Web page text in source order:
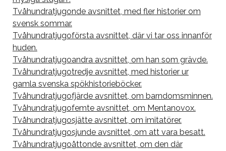
Tvåhundratjugonde avsnittet, med fler historier om
svensk sommar.
Tvåhundratjugoförsta avsnittet, där vi tar oss innanför
huden.
Tvåhundratjugoandra avsnittet, om han som grävde.
Tvåhundratjugotredje avsnittet, med historier ur
gamla svenska spökhistorieböcker.
Tvåhundratjugofjärde avsnittet, om barndomsminnen.
Tvåhundratjugofemte avsnittet, om Mentanovox.
Tvåhundratjugosjätte avsnittet, om imitatörer.
Tvåhundratjugosjunde avsnittet, om att vara besatt.
Tvåhundratjugoåttonde avsnittet, om den där